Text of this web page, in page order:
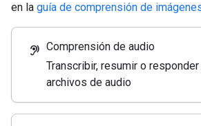
en la guía de comprensión de
hearing Comprensión de audio
Transcribir, resumir o
archivos de audio